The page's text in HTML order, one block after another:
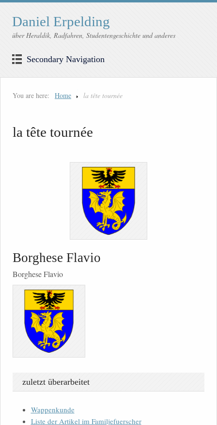
Daniel Erpelding
über Heraldik, Radfahren, Studentengeschichte und anderes
Secondary Navigation
You are here: Home la tête tournée
la tête tournée
Borghese Flavio
Borghese Flavio
zuletzt überarbeitet
Wappenkunde
Liste der Artikel im Familjefuerscher